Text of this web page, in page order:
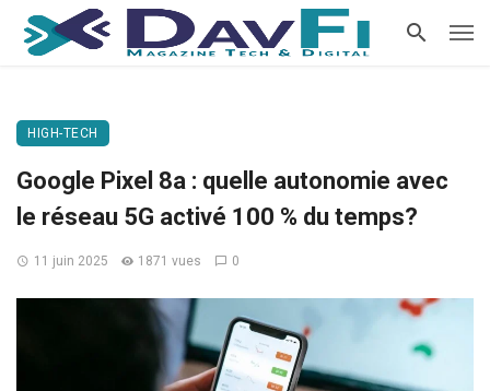
HIGH-TECH
Google Pixel 8a : quelle autonomie avec
le réseau 5G activé 100 % du temps?
11 juin 2025 1871 vues 0